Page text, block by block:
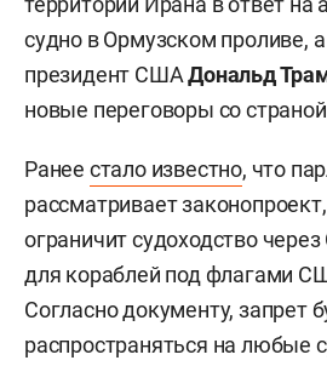
судно в Ормузском проливе,
президент СШАДональд
новые переговоры со
Ранее стало известно, что
рассматривает
ограничит судоходство
для кораблей под флагами
Согласно документу, запрет
распространяться на любые